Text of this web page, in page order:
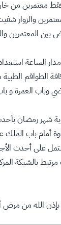
المملكة .. وأن جميع
المعتمرين
الساعة
وباب العمرة و
شهر رمضان
تم تجهيز قسما
بالشبكة
الله من مرض